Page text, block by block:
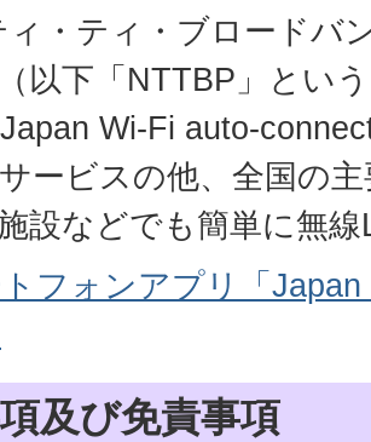
ィ・ティ・ブロードバ
以下「NTTBP」とい
Wi-Fi auto-
ービスの他、全国の
設などでも簡単に無
フォンアプリ「
及び免責事項